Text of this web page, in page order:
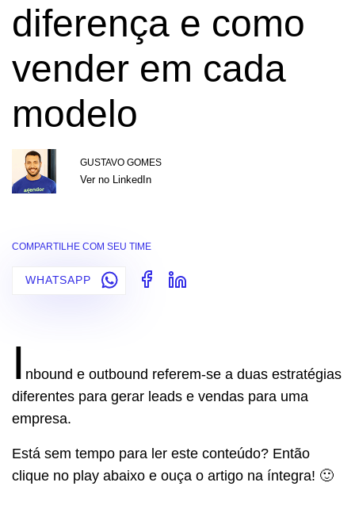
diferença e como
vender em cada
modelo
GUSTAVO GOMES
Ver no LinkedIn
COMPARTILHE COM SEU TIME
WHATSAPP
I nbound e outbound referem-se a duas estratégias
diferentes para gerar leads e vendas para uma
empresa.
Está sem tempo para ler este conteúdo? Então
clique no play abaixo e ouça o artigo na íntegra! 🙂